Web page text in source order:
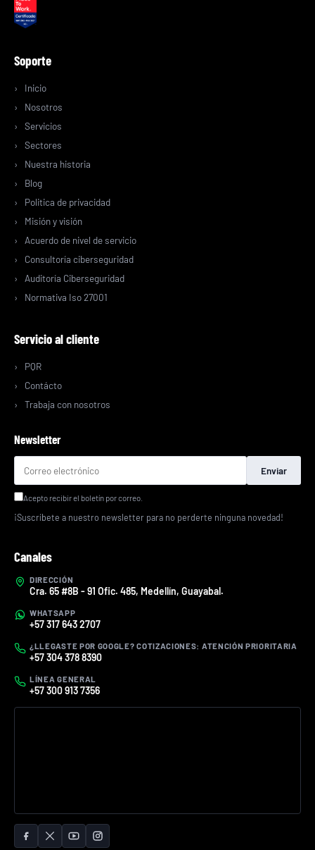
Soporte
Inicio
Nosotros
Servicios
Sectores
Nuestra historia
Blog
Politica de privacidad
Misión y visión
Acuerdo de nivel de servicio
Consultoría ciberseguridad
Auditoría Ciberseguridad
Normativa Iso 27001
Servicio al cliente
PQR
Contácto
Trabaja con nosotros
Newsletter
Enviar
Acepto recibir el boletín por correo.
¡Suscríbete a nuestro newsletter para no perderte ninguna novedad!
Canales
DIRECCIÓN
Cra. 65 #8B - 91 Ofic. 485, Medellín, Guayabal.
WHATSAPP
+57 317 643 2707
¿LLEGASTE POR GOOGLE? COTIZACIONES: ATENCIÓN PRIORITARIA
+57 304 378 8390
LÍNEA GENERAL
+57 300 913 7356